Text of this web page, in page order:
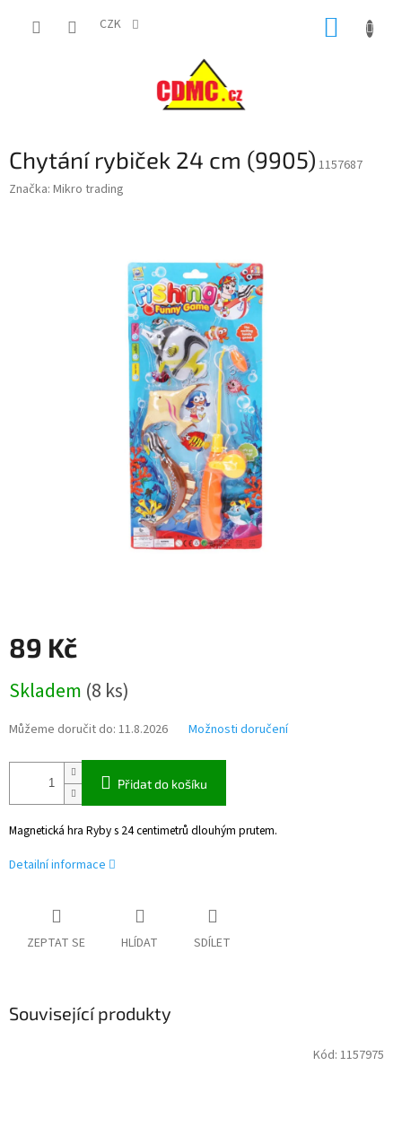
CZK
Chytání rybiček 24 cm (9905) 1157687
Značka: Mikro trading
89 Kč
cena:
Skladem (8 ks)
Můžeme doručit do: 11.8.2026 Možnosti doručení
Přidat do košíku
Magnetická hra Ryby s 24 centimetrů dlouhým prutem.
Detailní informace
ZEPTAT SE HLÍDAT SDÍLET
Související produkty
Kód: 1157975